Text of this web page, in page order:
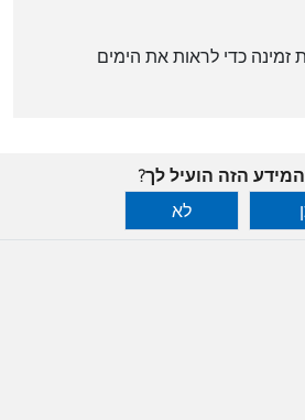
זמינה כדי לראות את הימים
הזה הועיל לך?
לא